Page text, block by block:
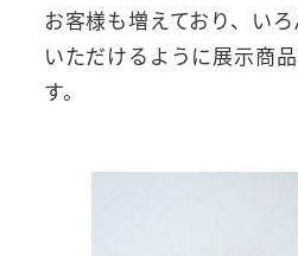
お客様も増えており、い
いただけるように展示商
す。